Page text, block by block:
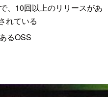
、10回以上のリリースがあ
れている
るOSS